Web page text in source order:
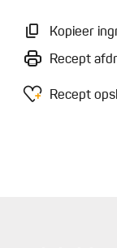
Kopieer
Recept
Recept